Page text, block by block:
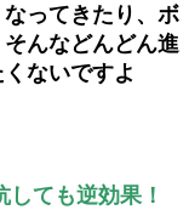
ってきたり、ボ
んなどんどん進
ないですよ
しても逆効果！